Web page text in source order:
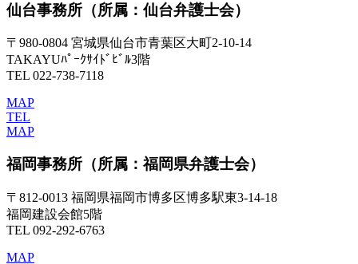
仙台事務所 （所属：仙台弁護士会）
〒980-0804 宮城県仙台市青葉区大町2-10-14
TAKAYUﾊﾟｰｸｻｲﾄﾞﾋﾞﾙ3階
TEL 022-738-7118
MAP
TEL
MAP
福岡事務所 （所属：福岡県弁護士会）
〒812-0013 福岡県福岡市博多区博多駅東3-14-18
福岡建設会館5階
TEL 092-292-6763
MAP